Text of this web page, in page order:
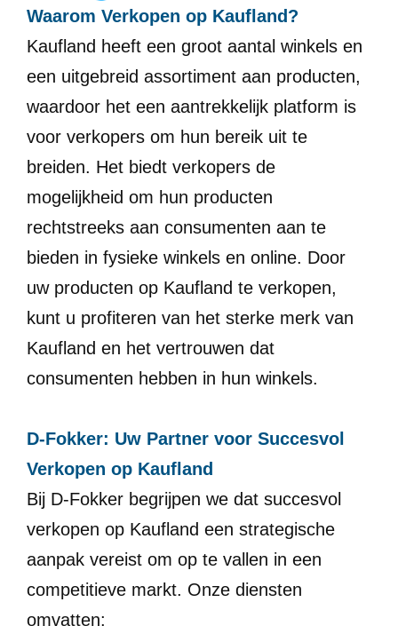
Waarom Verkopen op Kaufland?
Kaufland heeft een groot aantal winkels en
een uitgebreid assortiment aan producten,
waardoor het een aantrekkelijk platform is
voor verkopers om hun bereik uit te
breiden. Het biedt verkopers de
mogelijkheid om hun producten
rechtstreeks aan consumenten aan te
bieden in fysieke winkels en online. Door
uw producten op Kaufland te verkopen,
kunt u profiteren van het sterke merk van
Kaufland en het vertrouwen dat
consumenten hebben in hun winkels.
D-Fokker: Uw Partner voor Succesvol
Verkopen op Kaufland
Bij D-Fokker begrijpen we dat succesvol
verkopen op Kaufland een strategische
aanpak vereist om op te vallen in een
competitieve markt. Onze diensten
omvatten: